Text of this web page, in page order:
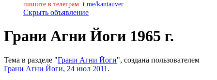
пишите в телеграм: t.me/kantauver
Скрыть объявление
Грани Агни Йоги 1965 г.
Тема в разделе "Грани Агни Йоги", создана пользователем
Грани Агни Йоги, 24 июл 2011 .